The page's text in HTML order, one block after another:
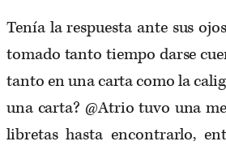
Tenía la respuesta ante sus
tomado tanto tiempo darse
tanto en una carta como la
una carta? @Atrio tuvo una
libretas hasta encontrarlo,